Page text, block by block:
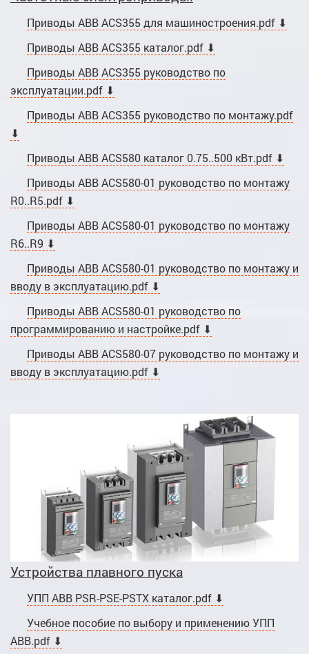
Приводы ABB ACS355 для машиностроения.pdf ⬇
Приводы ABB ACS355 каталог.pdf ⬇
Приводы ABB ACS355 руководство по
эксплуатации.pdf ⬇
Приводы ABB ACS355 руководство по монтажу.pdf
⬇
Приводы ABB ACS580 каталог 0.75..500 кВт.pdf ⬇
Приводы ABB ACS580-01 руководство по монтажу
R0..R5.pdf ⬇
Приводы ABB ACS580-01 руководство по монтажу
R6..R9 ⬇
Приводы ABB ACS580-01 руководство по монтажу и
вводу в эксплуатацию.pdf ⬇
Приводы ABB ACS580-01 руководство по
программированию и настройке.pdf ⬇
Приводы ABB ACS580-07 руководство по монтажу и
вводу в эксплуатацию.pdf ⬇
Устройства плавного пуска
УПП ABB PSR-PSE-PSTX каталог.pdf ⬇
Учебное пособие по выбору и применению УПП
ABB.pdf ⬇